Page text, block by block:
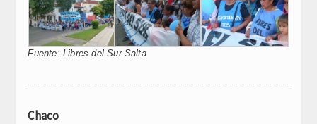
Fuente: Libres del Sur Salta
Chaco